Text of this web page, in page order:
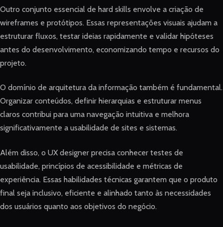
Outro conjunto essencial de hard skills envolve a criação de
wireframes e protótipos. Essas representações visuais ajudam a
estruturar fluxos, testar ideias rapidamente e validar hipóteses
antes do desenvolvimento, economizando tempo e recursos do
projeto.
O domínio de arquitetura da informação também é fundamental.
Organizar conteúdos, definir hierarquias e estruturar menus
claros contribui para uma navegação intuitiva e melhora
significativamente a usabilidade de sites e sistemas.
Além disso, o UX designer precisa conhecer testes de
usabilidade, princípios de acessibilidade e métricas de
experiência. Essas habilidades técnicas garantem que o produto
final seja inclusivo, eficiente e alinhado tanto às necessidades
dos usuários quanto aos objetivos do negócio.